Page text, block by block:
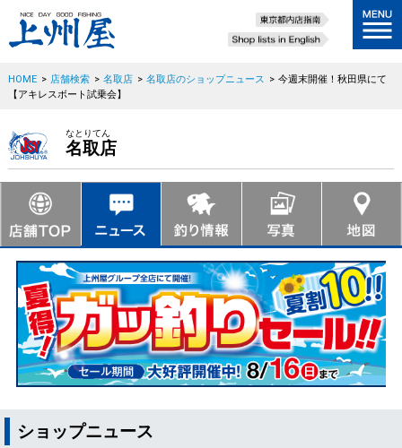
HOME > 店舗検索 > 名取店 > 名取店のショップニュース > 今週末開催！秋田県にて
【アキレスボート試乗会】
なとりてん
名取店
ショップニュース